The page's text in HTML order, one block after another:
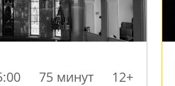
75 минут 12+